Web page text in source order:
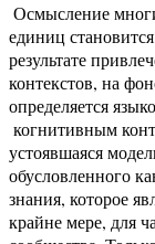
Осмысление
единиц
результате
контекстов, на
определяется
когнитивным
устоявшаяся
обусловленного
знания, которое
крайне мере, для